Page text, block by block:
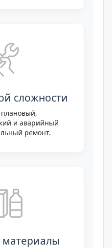
сложности
и аварийный
ремонт.
материалы